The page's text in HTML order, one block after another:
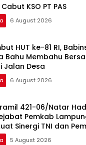
KSO PT PAS
6 August 2026
HUT ke-81 RI,
Bahu Membahu
Jalan Desa
6 August 2026
421-06/Natar
Pemkab
Sinergi TNI dan
5 August 2026